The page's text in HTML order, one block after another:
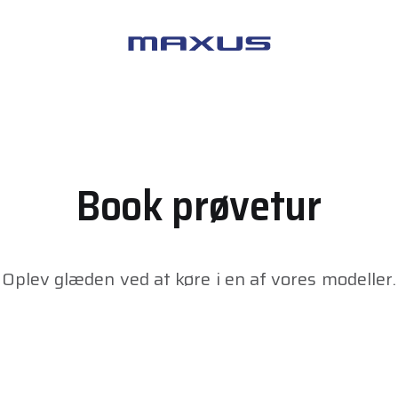
Maxus
Book prøvetur
Oplev glæden ved at køre i en af vores modeller.